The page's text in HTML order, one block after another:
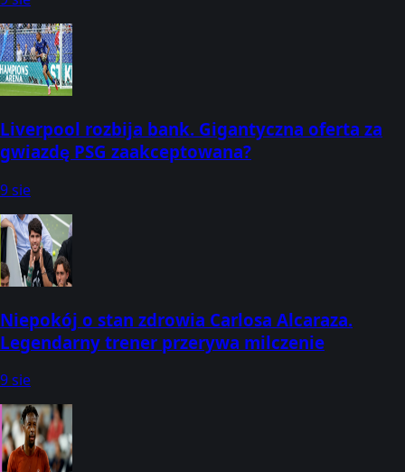
Liverpool rozbija bank. Gigantyczna oferta za
gwiazdę PSG zaakceptowana?
9 sie
Niepokój o stan zdrowia Carlosa Alcaraza.
Legendarny trener przerywa milczenie
9 sie